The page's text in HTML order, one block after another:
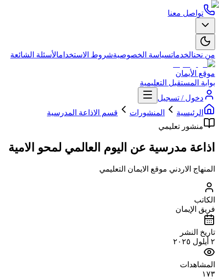
تواصل معنا
من نحنالخدماتسياسة الخصوصيةشروط الاستخدامالأسئلة الشائعة
موقع الأيمان
بوابة المستقبل التعليمية
دخول / تسجيل
الرئيسية
المنشورات
قسم الاذاعة المدرسية
منشور تعليمي
اذاعة مدرسية عن اليوم العالمي لمحو الامية
المنهاج الاردني موقع الايمان التعليمي
الكاتب
فريق الإيمان
تاريخ النشر
٢ أيلول ٢٠٢٥
المشاهدات
١٧٣